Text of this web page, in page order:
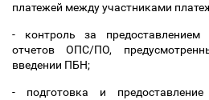
платежей между участниками
- контроль за предоставлением
отчетов ОПС/ПО,
введении ПБН;
- подготовка и